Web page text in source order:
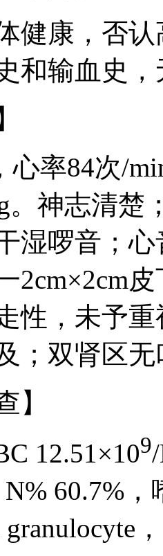
健康，否
和输血史
率84次/
。神志清
湿啰音；
2cm×2cm
性，未予
；双肾区
】
12.51×109
60.7%
granulocyte